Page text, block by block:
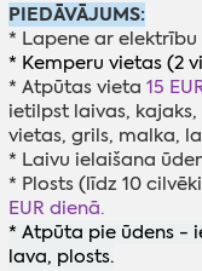
PIEDĀVĀJUMS:
* Lapene ar
* Kemperu vietas (2
* Atpūtas vieta 15
ietilpst laivas,
vietas, grils, malka,
* Laivu ielaišana
* Plosts (līdz 10
EUR dienā.
* Atpūta pie ūdens -
lava, plosts.